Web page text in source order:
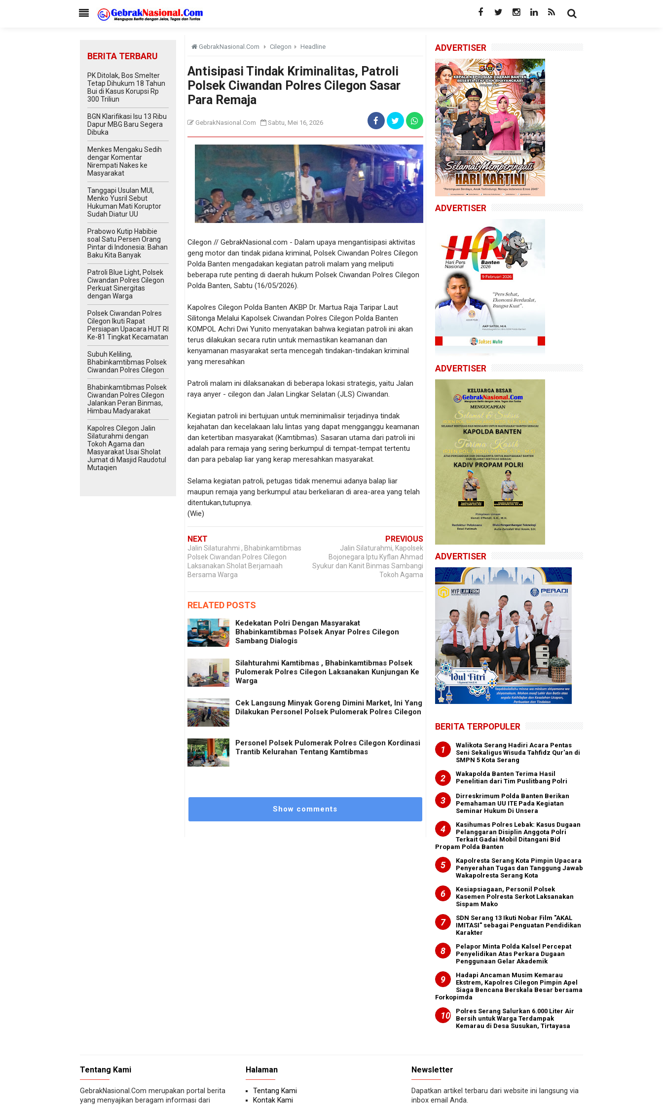
GebrakNasional.Com Cilegon Headline
Antisipasi Tindak Kriminalitas, Patroli
Polsek Ciwandan Polres Cilegon Sasar
Para Remaja
GebrakNasional.Com Sabtu, Mei 16, 2026
Cilegon // GebrakNasional.com - Dalam upaya mengantisipasi aktivitas
geng motor dan tindak pidana kriminal, Polsek Ciwandan Polres Cilegon
Polda Banten mengadakan kegiatan patroli malam yang meliputi
beberapa rute penting di daerah hukum Polsek Ciwandan Polres Cilegon
Polda Banten, Sabtu (16/05/2026).
Kapolres Cilegon Polda Banten AKBP Dr. Martua Raja Taripar Laut
Silitonga Melalui Kapolsek Ciwandan Polres Cilegon Polda Banten
KOMPOL Achri Dwi Yunito menyatakan bahwa kegiatan patroli ini akan
terus dilakukan secara rutin untuk memastikan keamanan dan
kenyamanan masyarakat serta mencegah tindakan-tindakan kriminal
yang meresahkan
Patroli malam ini dilaksanakan di beberapa lokasi strategis, yaitu Jalan
raya anyer - cilegon dan Jalan Lingkar Selatan (JLS) Ciwandan.
Kegiatan patroli ini bertujuan untuk meminimalisir terjadinya tindak
kejahatan dan kecelakaan lalu lintas yang dapat mengganggu keamanan
dan ketertiban masyarakat (Kamtibmas). Sasaran utama dari patroli ini
adalah para remaja yang sering berkumpul di tempat-tempat tertentu
dan para pebalap liar yang kerap meresahkan masyarakat.
Selama kegiatan patroli, petugas tidak menemui adanya balap liar
maupun remaja yang berkumpul atau berkeliaran di area-area yang telah
ditentukan,tutupnya.
(Wie)
NEXT
Jalin Silaturahmi , Bhabinkamtibmas
Polsek Ciwandan Polres Cilegon
Laksanakan Sholat Berjamaah
Bersama Warga
PREVIOUS
Jalin Silaturahmi, Kapolsek
Bojonegara Iptu Kyflan Ahmad
Syukur dan Kanit Binmas Sambangi
Tokoh Agama
RELATED POSTS
Kedekatan Polri Dengan Masyarakat
Bhabinkamtibmas Polsek Anyar Polres Cilegon
Sambang Dialogis
Silahturahmi Kamtibmas , Bhabinkamtibmas Polsek
Pulomerak Polres Cilegon Laksanakan Kunjungan Ke
Warga
Cek Langsung Minyak Goreng Dimini Market, Ini Yang
Dilakukan Personel Polsek Pulomerak Polres Cilegon
Personel Polsek Pulomerak Polres Cilegon Kordinasi
Trantib Kelurahan Tentang Kamtibmas
Show comments
BERITA TERBARU
PK Ditolak, Bos Smelter
Tetap Dihukum 18 Tahun
Bui di Kasus Korupsi Rp
300 Triliun
BGN Klarifikasi Isu 13 Ribu
Dapur MBG Baru Segera
Dibuka
Menkes Mengaku Sedih
dengar Komentar
Nirempati Nakes ke
Masyarakat
Tanggapi Usulan MUI,
Menko Yusril Sebut
Hukuman Mati Koruptor
Sudah Diatur UU
Prabowo Kutip Habibie
soal Satu Persen Orang
Pintar di Indonesia: Bahan
Baku Kita Banyak
Patroli Blue Light, Polsek
Ciwandan Polres Cilegon
Perkuat Sinergitas
dengan Warga
Polsek Ciwandan Polres
Cilegon Ikuti Rapat
Persiapan Upacara HUT RI
Ke-81 Tingkat Kecamatan
Subuh Keliling,
Bhabinkamtibmas Polsek
Ciwandan Polres Cilegon
Bhabinkamtibmas Polsek
Ciwandan Polres Cilegon
Jalankan Peran Binmas,
Himbau Madyarakat
Kapolres Cilegon Jalin
Silaturahmi dengan
Tokoh Agama dan
Masyarakat Usai Sholat
Jumat di Masjid Raudotul
Mutaqien
ADVERTISER
ADVERTISER
ADVERTISER
ADVERTISER
BERITA TERPOPULER
Walikota Serang Hadiri Acara Pentas
Seni Sekaligus Wisuda Tahfidz Qur'an di
SMPN 5 Kota Serang
Wakapolda Banten Terima Hasil
Penelitian dari Tim Puslitbang Polri
Dirreskrimum Polda Banten Berikan
Pemahaman UU ITE Pada Kegiatan
Seminar Hukum Di Unsera
Kasihumas Polres Lebak: Kasus Dugaan
Pelanggaran Disiplin Anggota Polri
Terkait Gadai Mobil Ditangani Bid
Propam Polda Banten
Kapolresta Serang Kota Pimpin Upacara
Penyerahan Tugas dan Tanggung Jawab
Wakapolresta Serang Kota
Kesiapsiagaan, Personil Polsek
Kasemen Polresta Serkot Laksanakan
Sispam Mako
SDN Serang 13 Ikuti Nobar Film "AKAL
IMITASI" sebagai Penguatan Pendidikan
Karakter
Pelapor Minta Polda Kalsel Percepat
Penyelidikan Atas Perkara Dugaan
Penggunaan Gelar Akademik
Hadapi Ancaman Musim Kemarau
Ekstrem, Kapolres Cilegon Pimpin Apel
Siaga Bencana Berskala Besar bersama
Forkopimda
Polres Serang Salurkan 6.000 Liter Air
Bersih untuk Warga Terdampak
Kemarau di Desa Susukan, Tirtayasa
Tentang Kami
GebrakNasional.Com merupakan portal berita
yang menyajikan beragam informasi dari
Halaman
Tentang Kami
Kontak Kami
Newsletter
Dapatkan artikel terbaru dari website ini langsung via
inbox email Anda.